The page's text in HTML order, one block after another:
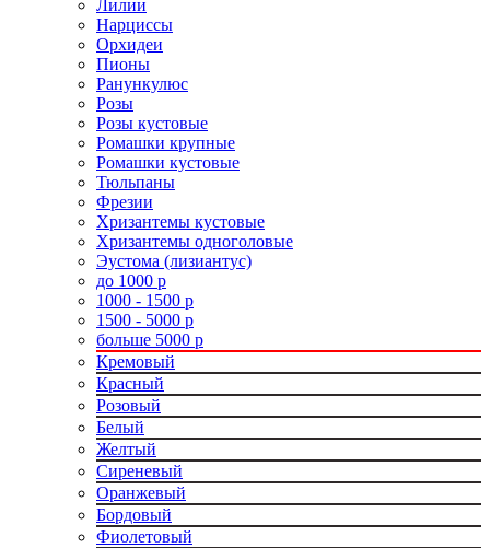
Лилии
Нарциссы
Орхидеи
Пионы
Ранункулюс
Розы
Розы кустовые
Ромашки крупные
Ромашки кустовые
Тюльпаны
Фрезии
Хризантемы кустовые
Хризантемы одноголовые
Эустома (лизиантус)
до 1000 р
1000 - 1500 р
1500 - 5000 р
больше 5000 р
Кремовый
Красный
Розовый
Белый
Желтый
Сиреневый
Оранжевый
Бордовый
Фиолетовый